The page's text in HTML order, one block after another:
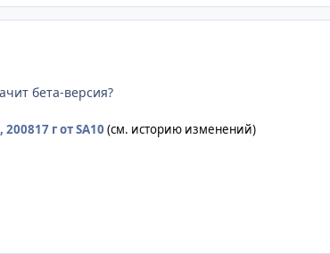
бета-версия?
200817 гот SA10 (см. историю изменений)